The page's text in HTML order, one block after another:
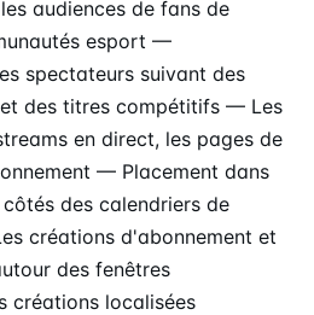
audiences de fans de
esport —
spectateurs suivant des
des titres compétitifs — Les
en direct, les pages de
— Placement dans
des calendriers de
créations d'abonnement et
des fenêtres
créations localisées